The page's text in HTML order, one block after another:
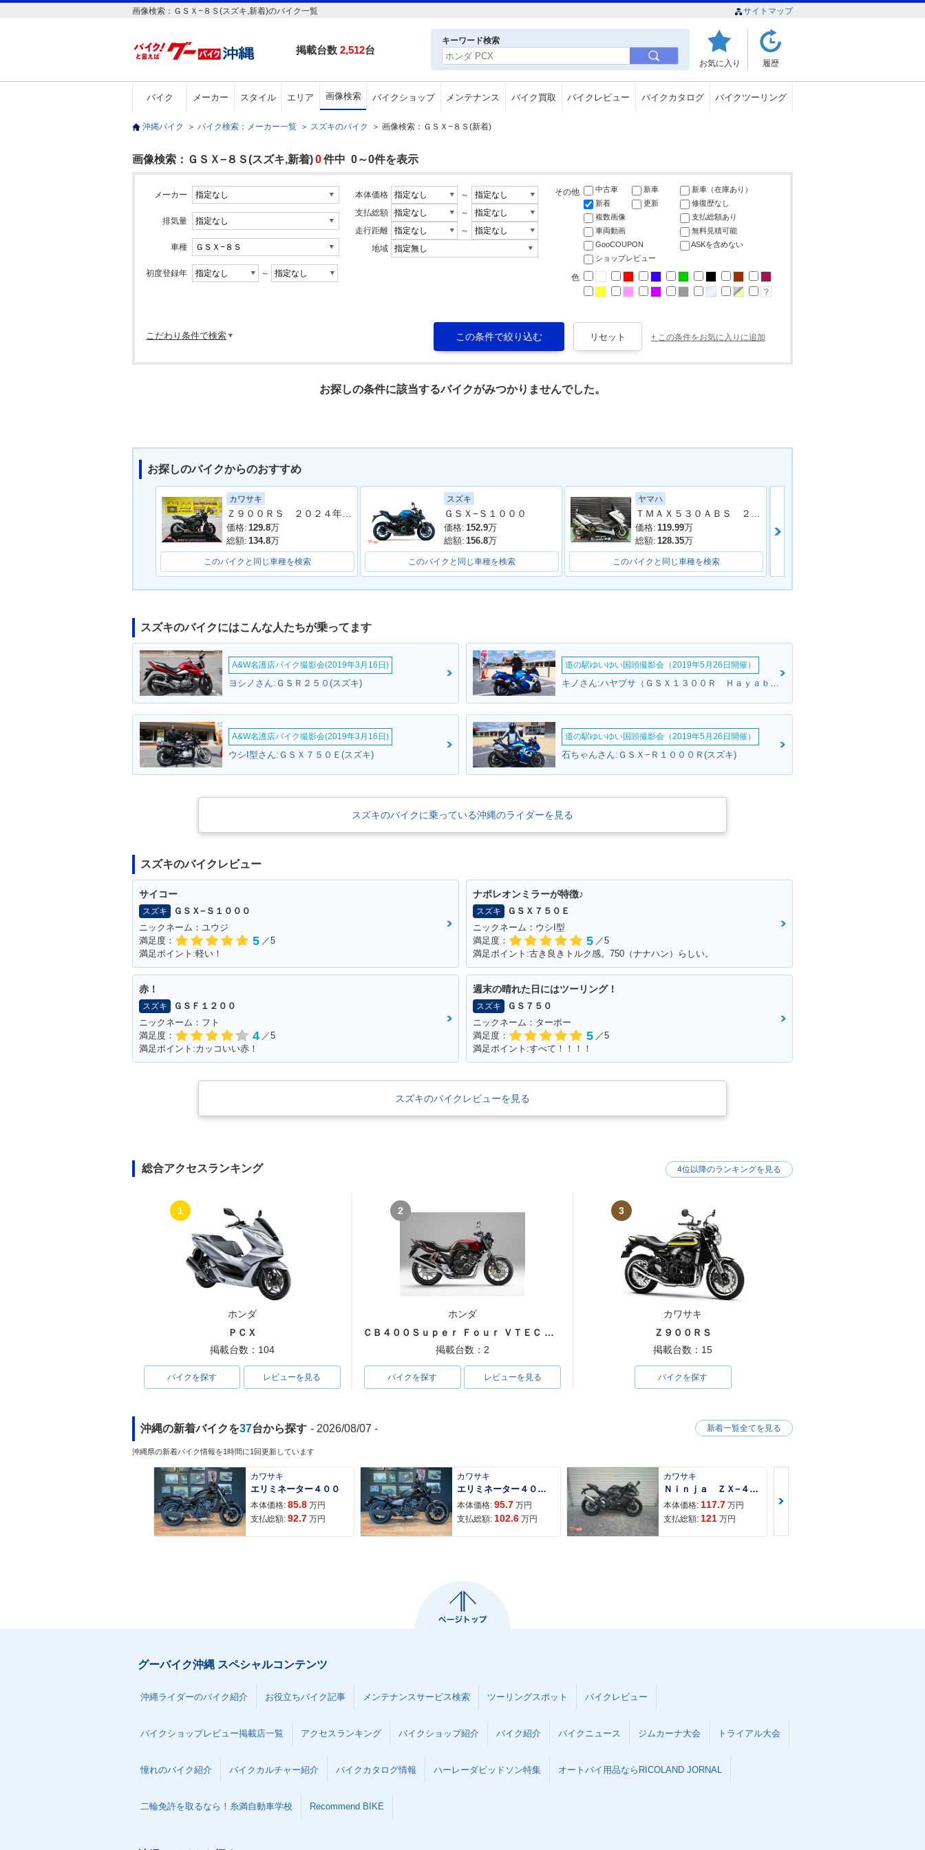
画像検索：ＧＳＸ−８Ｓ(スズキ,新着)のバイク一覧 サイトマップ
掲載台数 2,512台
キーワード検索
お気に入り 履歴
バイク メーカー スタイル エリア 画像検索 バイクショップ メンテナンス バイク買取 バイクレビュー バイクカタログ バイクツーリング
沖縄バイク ＞ バイク検索：メーカー一覧 ＞ スズキのバイク ＞ 画像検索：ＧＳＸ−８Ｓ(新着)
画像検索：ＧＳＸ−８Ｓ(スズキ,新着)0件中 0～0件を表示
メーカー
排気量
車種
初度登録年 ～
本体価格
～
支払総額
～
走行距離
～
地域
その他 中古車 新車
新車（在庫あり）
新着
更新
修復歴なし
複数画像
支払総額あり
車両動画
無料見積可能
GooCOUPON
ASKを含めない
ショップレビュー
色
こだわり条件で検索 + この条件をお気に入りに追加
お探しの条件に該当するバイクがみつかりませんでした。
お探しのバイクからのおすすめ
カワサキ
Ｚ９００ＲＳ ２０２４年モデル 社外フルエキマフラー フェンダーレス ラジエーターカバー タンデムバー シート カスタム多数
価格: 129.8万
総額: 134.8万
このバイクと同じ車種を検索
スズキ
ＧＳＸ−Ｓ１０００
価格: 152.9万
総額: 156.8万
このバイクと同じ車種を検索
ヤマハ
価格: 119.99万
総額: 128.35万
このバイクと同じ車種を検索
スズキのバイクにはこんな人たちが乗ってます
A&W名護店バイク撮影会(2019年3月16日)
ヨシノさん:ＧＳＲ２５０(スズキ)
道の駅ゆいゆい国頭撮影会（2019年5月26日開催）
キノさん:ハヤブサ（ＧＳＸ１３００Ｒ Ｈａｙａｂｕｓａ）(スズキ)
A&W名護店バイク撮影会(2019年3月16日)
ウシI型さん:ＧＳＸ７５０Ｅ(スズキ)
道の駅ゆいゆい国頭撮影会（2019年5月26日開催）
石ちゃんさん:ＧＳＸ−Ｒ１０００Ｒ(スズキ)
スズキのバイクに乗っている沖縄のライダーを見る
スズキのバイクレビュー
サイコー
スズキ
ＧＳＸ−Ｓ１０００
ニックネーム：ユウジ
満足度：
5 ／5
満足ポイント:軽い！
ナポレオンミラーが特徴♪
スズキ
ＧＳＸ７５０Ｅ
ニックネーム：ウシI型
満足度：
5 ／5
満足ポイント:古き良きトルク感。750（ナナハン）らしい。
赤！
スズキ
ＧＳＦ１２００
ニックネーム：フト
満足度：
4 ／5
満足ポイント:カッコいい赤！
週末の晴れた日にはツーリング！
スズキ
ＧＳ７５０
ニックネーム：ターボー
満足度：
5 ／5
満足ポイント:すべて！！！！
スズキのバイクレビューを見る
総合アクセスランキング
1
ホンダ
ＰＣＸ
掲載台数：104
バイクを探す レビューを見る
2
ホンダ
ＣＢ４００Ｓｕｐｅｒ Ｆｏｕｒ ＶＴＥＣ ＳＰＥＣ３
掲載台数：2
バイクを探す レビューを見る
3
カワサキ
Ｚ９００ＲＳ
掲載台数：15
バイクを探す
4位以降のランキングを見る
沖縄の新着バイクを37台から探す - 2026/08/07 -
沖縄県の新着バイク情報を1時間に1回更新しています
カワサキ
エリミネーター４００
本体価格: 85.8 万円
支払総額: 92.7 万円
カワサキ
エリミネーター４００ＳＥ
本体価格: 95.7 万円
支払総額: 102.6 万円
カワサキ
Ｎｉｎｊａ ＺＸ−４Ｒ ＳＥ
本体価格: 117.7 万円
支払総額: 121 万円
新着一覧全てを見る
グーバイク沖縄 スペシャルコンテンツ
沖縄ライダーのバイク紹介 お役立ちバイク記事 メンテナンスサービス検索 ツーリングスポット バイクレビュー
バイクショップレビュー掲載店一覧 アクセスランキング バイクショップ紹介 バイク紹介 バイクニュース ジムカーナ大会 トライアル大会
憧れのバイク紹介 バイクカルチャー紹介 バイクカタログ情報 ハーレーダビッドソン特集 オートバイ用品ならRICOLAND JORNAL
二輪免許を取るなら！糸満自動車学校 Recommend BIKE